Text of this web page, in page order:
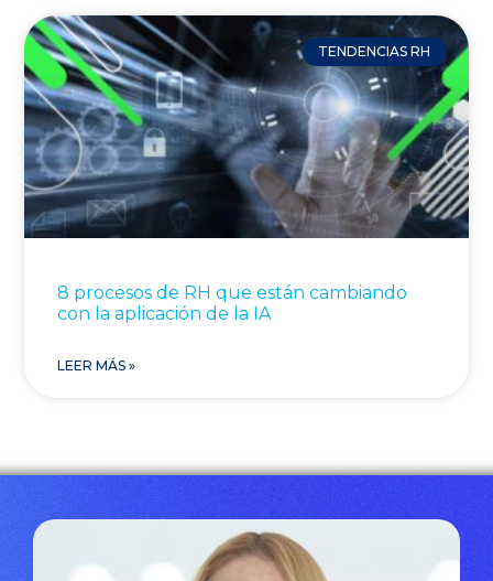
TENDENCIAS RH
8 procesos de RH que están cambiando
con la aplicación de la IA
LEER MÁS »